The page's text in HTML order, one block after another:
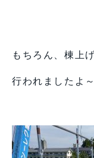
もちろん、棟上
行われましたよ～